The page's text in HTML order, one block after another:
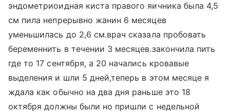
эндометриоидная киста правого яичника была 4,5
см пила непрерывно жанин 6 месяцев
уменьшилась до 2,6 см.врач сказала пробовать
беременнить в течении 3 месяцев.закончила пить
где то 17 сентября, а 20 начались кровавые
выделения и шли 5 дней,теперь в этом месяце я
ждала как обычно на два дня раньше это 18
октября должны были но пришли с недельной